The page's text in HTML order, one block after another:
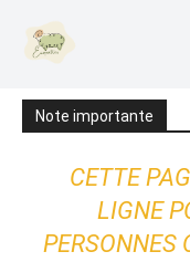
Note importante
CETTE
LIGNE
PERSONNES